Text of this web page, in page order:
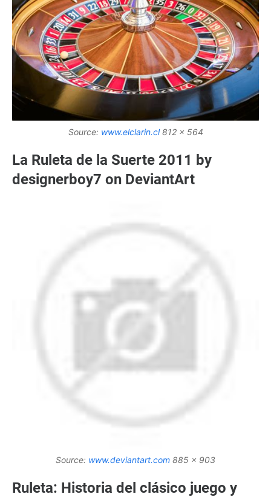
Source: www.elclarin.cl812 x 564
La Ruleta de la Suerte 2011 by
designerboy7 on DeviantArt
Source: www.deviantart.com 885 x 903
Ruleta: Historia del clásico juego y